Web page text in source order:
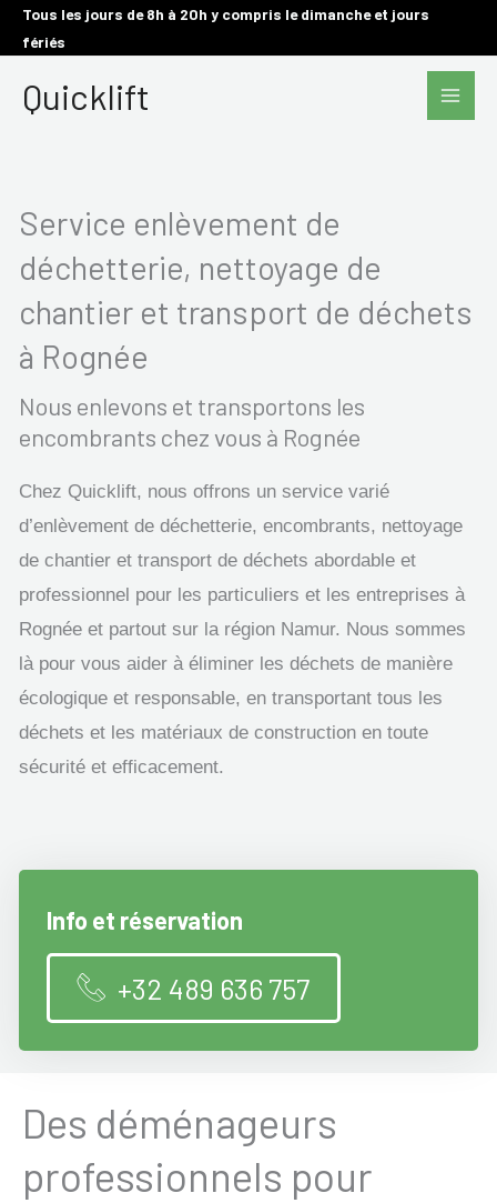
AllerTous les jours de 8h à 20h y compris le dimanche et jours
fériés
Quicklift
Main
Service enlèvement de
déchetterie, nettoyage de
chantier et transport de déchets
à Rognée
Nous enlevons et transportons les
encombrants chez vous à Rognée
Chez Quicklift, nous offrons un service varié
d’enlèvement de déchetterie, encombrants, nettoyage
de chantier et transport de déchets abordable et
professionnel pour les particuliers et les entreprises à
Rognée et partout sur la région Namur. Nous sommes
là pour vous aider à éliminer les déchets de manière
écologique et responsable, en transportant tous les
déchets et les matériaux de construction en toute
sécurité et efficacement.
Info et réservation
+32 489 636 757
Des déménageurs
professionnels pour